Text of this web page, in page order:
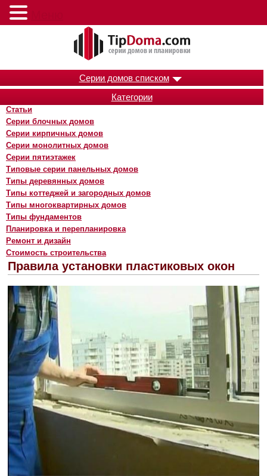
Серии домов списком
Категории
Статьи
Серии блочных домов
Серии кирпичных домов
Серии монолитных домов
Серии пятиэтажек
Типовые серии панельных домов
Типы деревянных домов
Типы коттеджей и загородных домов
Типы многоквартирных домов
Типы фундаментов
Планировка и перепланировка
Ремонт и дизайн
Стоимость строительства
Правила установки пластиковых окон